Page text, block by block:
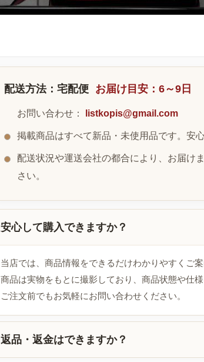
配送方法：宅配便 お届け目安：6～9日
お問い合わせ： listkopis@gmail.com
掲載商品はすべて新品・未使用品です。安
配送状況や運送会社の都合により、お届け
さい。
安心して購入できますか？
当店では、商品情報をできるだけわかりやすくご
商品は実物をもとに撮影しており、商品状態や仕
ご注文前でもお気軽にお問い合わせください。
返品・返金はできますか？